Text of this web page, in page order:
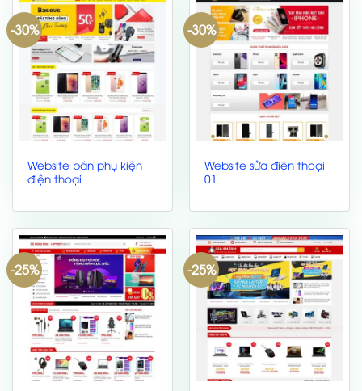
-30%
Website bán phụ kiện
điện thoại
-30%
Website sửa điện thoại
01
-25% -25%